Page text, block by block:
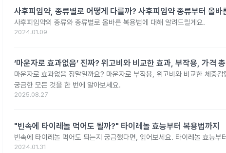
사후피임약, 종류별로 어떻게 다를까? 사후피임약 종류부터 올바
사후피임약의 종류와 종류별로 올바른 복용법에 대해 알려드릴게요.
2024.01.09
‘마운자로 효과없음’ 진짜? 위고비와 비교한 효과, 부작용, 가격 총
마운자로 효과없음 정말일까요? 마운자로 부작용, 위고비와 비교한 체중감
궁금한 모든 것을 한 번에 알아보세요.
2025.08.27
"빈속에 타이레놀 먹어도 될까?" 타이레놀 효능부터 복용법까지
빈속에 타이레놀 먹어도 되는지 궁금했다면, 읽어보세요. 타이레놀 효능부
2024.01.31